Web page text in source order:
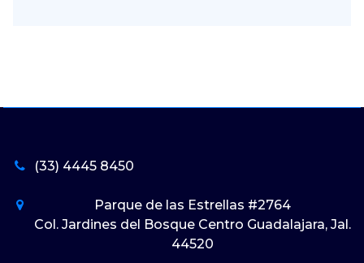
(33) 4445 8450
Parque de las Estrellas #2764
Col. Jardines del Bosque Centro Guadalajara, Jal.
44520